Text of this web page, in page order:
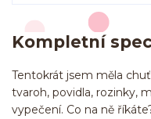
Kompletní
Tentokrát jsem měla
tvaroh, povidla, rozinky,
vypečení. Co na ně